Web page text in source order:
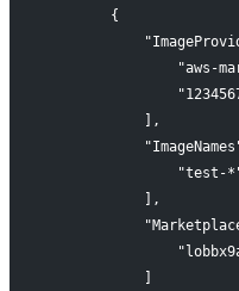
        {
"aws-
            ],
"test-
            ],
            ]